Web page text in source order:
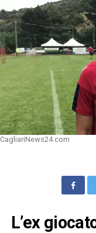
CagliariNews24.com
L’ex